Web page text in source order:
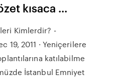
kısaca ...
Kimlerdir? -
19, 2011 · Yeniçerilere
katılabilme
İstanbul Emniyet